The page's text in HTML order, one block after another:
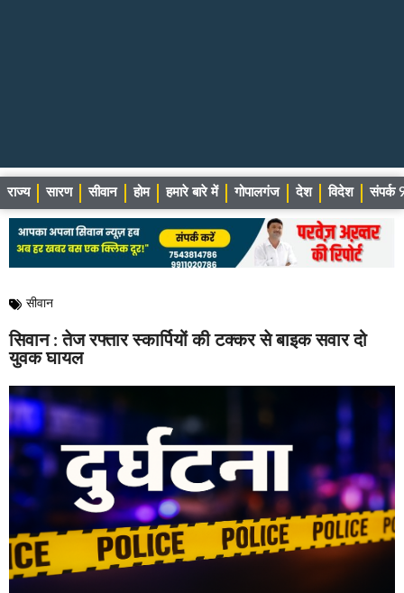
राज्य सारण सीवान होम हमारे बारे में गोपालगंज देश विदेश संपर्क
सीवान
सिवान : तेज रफ्तार स्कार्पियों की टक्कर से बाइक सवार दो
युवक घायल